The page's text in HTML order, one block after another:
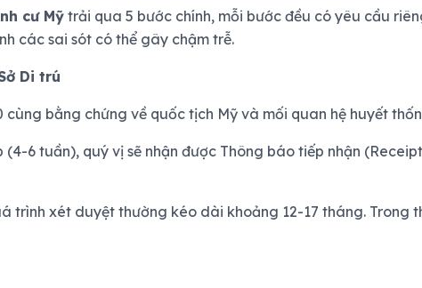
cư Mỹ trải qua 5 bước chính, mỗi bước đều có yêu cầu
các sai sót có thể gây chậm trễ.
Di trú
bằng chứng về quốc tịch Mỹ và mối quan hệ huyết
(4-6 tuần), quý vị sẽ nhận được Thông báo tiếp nhận
trình xét duyệt thường kéo dài khoảng 12-17 tháng.